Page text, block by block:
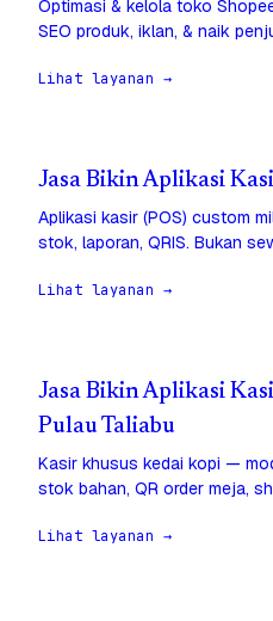
Optimasi & kelola toko
SEO produk, iklan, & naik
Lihat layanan →
Jasa Bikin Aplikasi
Aplikasi kasir (POS) custom
stok, laporan, QRIS. Bukan
Lihat layanan →
Jasa Bikin Aplikasi
Pulau Taliabu
Kasir khusus kedai kopi —
stok bahan, QR order meja,
Lihat layanan →